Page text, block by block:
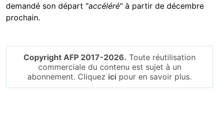
demandé son départ "accéléré" à partir de décembre
prochain.
Copyright AFP 2017-2026. Toute réutilisation
commerciale du contenu est sujet à un
abonnement. Cliquez ici pour en savoir plus.